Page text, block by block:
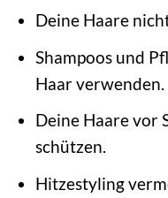
Deine Haare
Shampoos und
Haar verwenden.
Deine Haare vor
schützen.
Hitzestyling